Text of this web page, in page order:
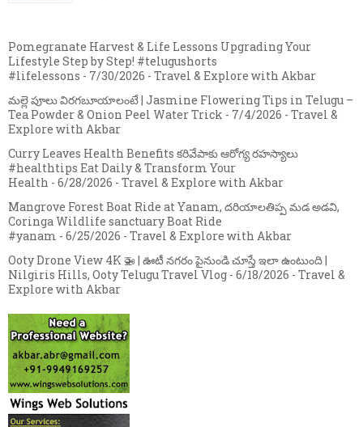
Pomegranate Harvest & Life Lessons Upgrading Your
Lifestyle Step by Step! #telugushorts
#lifelessons - 7/30/2026 - Travel & Explore with Akbar
మల్లె పూలు విరగబూయాలంటే | Jasmine Flowering Tips in Telugu –
Tea Powder & Onion Peel Water Trick - 7/4/2026 - Travel &
Explore with Akbar
Curry Leaves Health Benefits కరివేపాకు ఆరోగ్య రహస్యాలు
#healthtips Eat Daily & Transform Your
Health - 6/28/2026 - Travel & Explore with Akbar
Mangrove Forest Boat Ride at Yanam, దరియాలతిప్ప మడ అడవి,
Coringa Wildlife sanctuary Boat Ride
#yanam - 6/25/2026 - Travel & Explore with Akbar
Ooty Drone View 4K 🚁 | ఊటీ నగరం పైనుండి చూస్తే ఇలా ఉంటుంది |
Nilgiris Hills, Ooty Telugu Travel Vlog - 6/18/2026 - Travel &
Explore with Akbar